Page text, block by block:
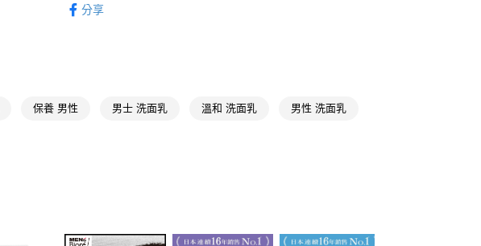
【「AFTEE先享後付」結帳流程】
絡購買商品的店家。未經商家同意取消之訂單仍視為有效，需透過AFTEE
求債權轉讓予恩沛科技股份有限公司。
每筆NT$65，滿NT$390(含以上)免運費
萊爾富取貨付款
男士專區 洗面乳
分享
保養 男性 男士 洗面乳 溫和 洗面乳 男性 洗面乳